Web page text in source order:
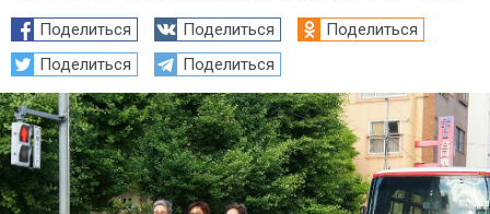
Поделиться Поделиться
Поделиться
Поделиться
Поделиться